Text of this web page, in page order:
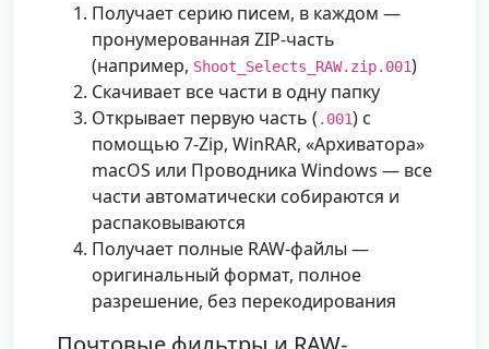
Получает серию писем, в каждом —
пронумерованная ZIP-часть
(например, Shoot_Selects_RAW.zip.001)
Скачивает все части в одну папку
Открывает первую часть ( .001) с
помощью 7-Zip, WinRAR, «Архиватора»
macOS или Проводника Windows — все
части автоматически собираются и
распаковываются
Получает полные RAW-файлы —
оригинальный формат, полное
разрешение, без перекодирования